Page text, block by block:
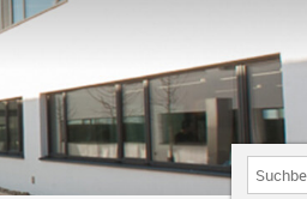
Search
for: